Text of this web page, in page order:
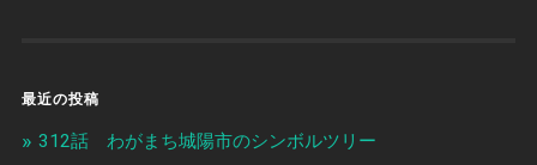
最近の投稿
312話 わがまち城陽市のシンボルツリー